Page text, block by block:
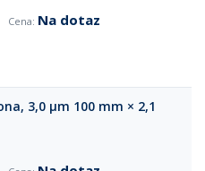
Na dotaz
3,0 µm 100 mm × 2,1